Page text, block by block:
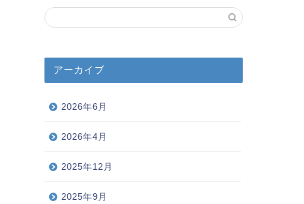
アーカイブ
2026年6月
2026年4月
2025年12月
2025年9月